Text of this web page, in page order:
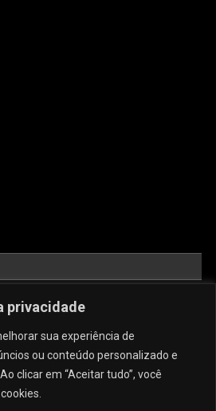
privacidade
sua experiência de
ou conteúdo personalizado e
clicar em “Aceitar tudo”, você
O Melhor Site De
E Sofisticação: O Charme